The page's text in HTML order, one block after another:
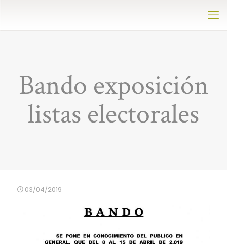
Bando exposición
listas electorales
03/04/2019